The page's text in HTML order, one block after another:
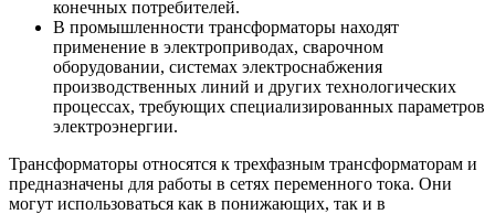
конечных потребителей.
В промышленности трансформаторы находят
применение в электроприводах, сварочном
оборудовании, системах электроснабжения
производственных линий и других технологических
процессах, требующих специализированных параметров
электроэнергии.
Трансформаторы относятся к трехфазным трансформаторам и
предназначены для работы в сетях переменного тока. Они
могут использоваться как в понижающих, так и в